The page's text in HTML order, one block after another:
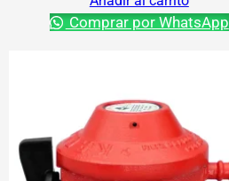
Comprar por WhatsApp